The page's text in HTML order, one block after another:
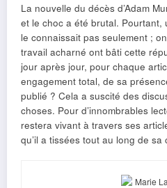
La nouvelle du décès d’Adam
et le choc a été brutal. Pourtant,
le connaissait pas seulement ;
travail acharné ont bâti cette
jour après jour, pour chaque
engagement total, de sa
publié ? Cela a suscité des
choses. Pour d’innombrables
restera vivant à travers ses
qu’il a tissées tout au long de sa